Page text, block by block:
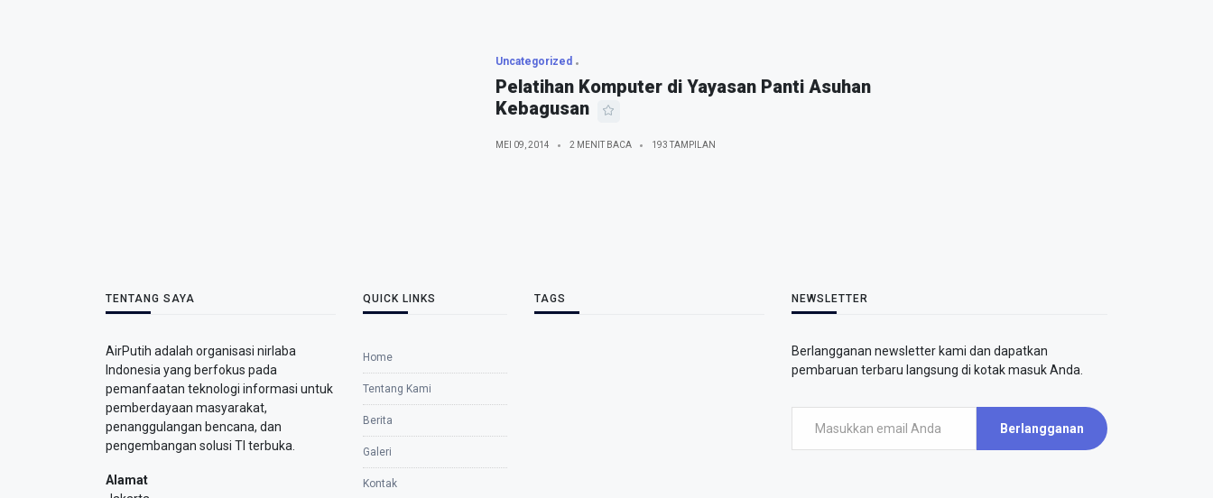
Uncategorized
Pelatihan Komputer di Yayasan Panti Asuhan
Kebagusan
MEI 09, 2014 2 MENIT BACA 193 TAMPILAN
TENTANG SAYA
AirPutih adalah organisasi nirlaba
Indonesia yang berfokus pada
pemanfaatan teknologi informasi untuk
pemberdayaan masyarakat,
penanggulangan bencana, dan
pengembangan solusi TI terbuka.
Alamat
QUICK LINKS
Home
Tentang Kami
Berita
Galeri
Kontak
TAGS NEWSLETTER
Berlangganan newsletter kami dan dapatkan
pembaruan terbaru langsung di kotak masuk Anda.
Berlangganan